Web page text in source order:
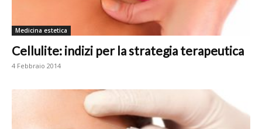
Medicina estetica
Cellulite: indizi per la strategia terapeutica
4 Febbraio 2014